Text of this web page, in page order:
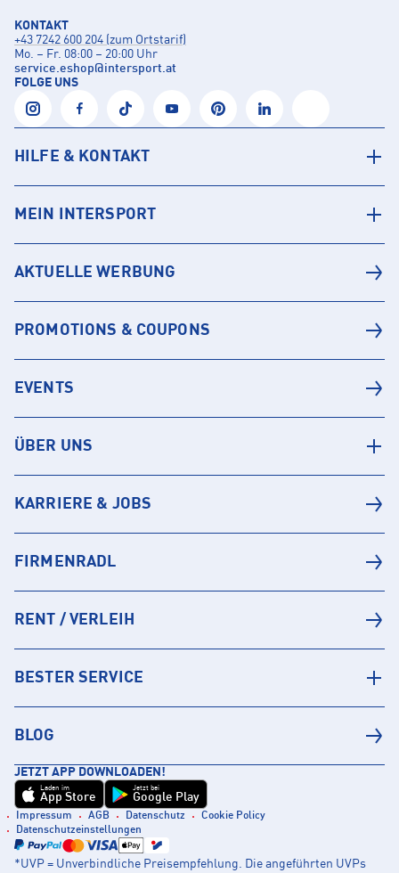
KONTAKT
+43 7242 600 204 (zum Ortstarif)
Mo. – Fr. 08:00 – 20:00 Uhr
service.eshop@intersport.at
FOLGE UNS
HILFE & KONTAKT
MEIN INTERSPORT
AKTUELLE WERBUNG
PROMOTIONS & COUPONS
EVENTS
ÜBER UNS
KARRIERE & JOBS
FIRMENRADL
RENT / VERLEIH
BESTER SERVICE
BLOG
JETZT APP DOWNLOADEN!
Laden im
App Store
Jetzt bei
Google Play
Impressum AGB Datenschutz
Cookie Policy
Datenschutzeinstellungen
*UVP = Unverbindliche Preisempfehlung. Die angeführten UVPs